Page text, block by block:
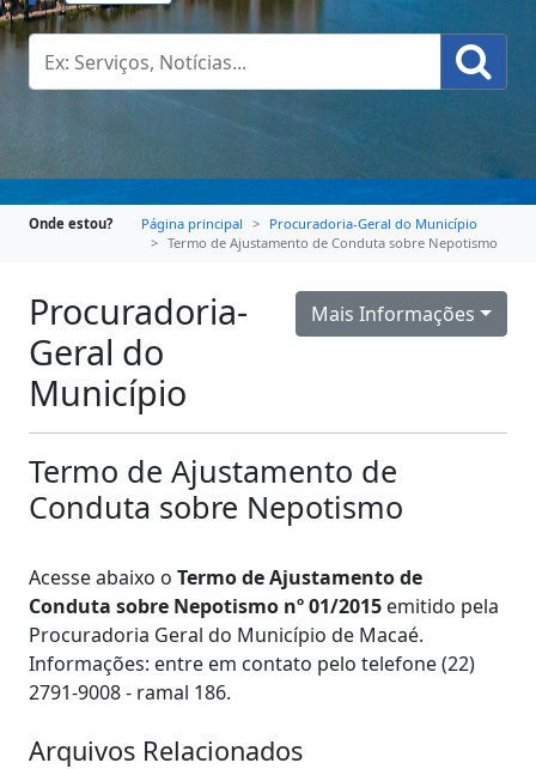
Onde estou? Página principal
Procuradoria-Geral do Município
Termo de Ajustamento de Conduta sobre Nepotismo
Mais Informações
Procuradoria-
Geral do
Município
Termo de Ajustamento de
Conduta sobre Nepotismo
Acesse abaixo o Termo de Ajustamento de
Conduta sobre Nepotismo nº 01/2015 emitido pela
Procuradoria Geral do Município de Macaé.
Informações: entre em contato pelo telefone (22)
2791-9008 - ramal 186.
Arquivos Relacionados